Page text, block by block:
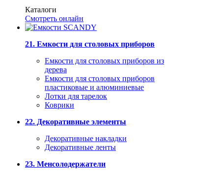
Каталоги
Смотреть онлайн
21. Емкости для столовых приборов
Емкости для столовых приборов из
дерева
Емкости для столовых приборов
пластиковые и алюминиевые
Лотки для тарелок
Коврики
22. Декоративные элементы
Декоративные накладки
Декоративные ленты
23. Менсолодержатели